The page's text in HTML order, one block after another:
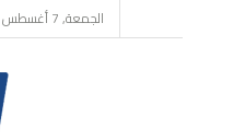
الجمعة, 7 أغسطس , 2026